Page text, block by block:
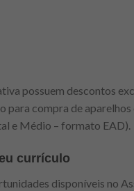
possuem descontos
para compra de
e Médio – formato EAD).
currículo
disponíveis no